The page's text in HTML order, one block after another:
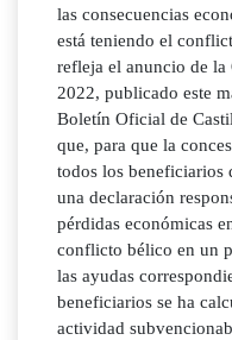
las consecuencias
está teniendo el
refleja el anuncio de la
2022, publicado este
Boletín Oficial de
que, para que la
todos los beneficiarios
una declaración
pérdidas económicas
conflicto bélico en un
las ayudas
beneficiarios se ha
actividad